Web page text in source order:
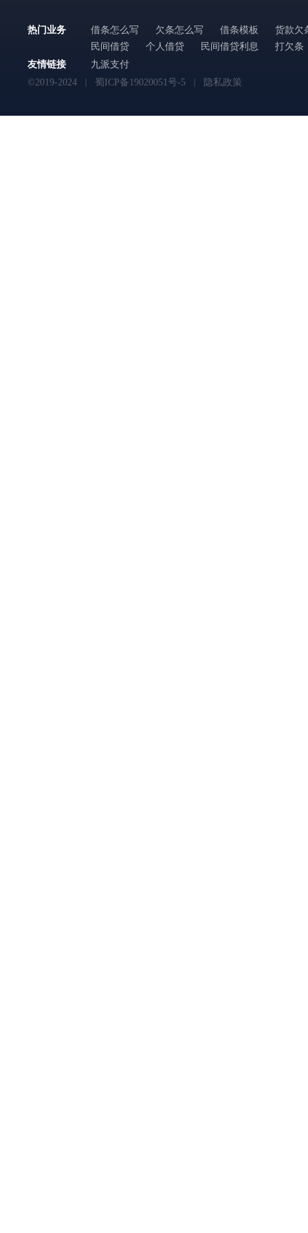
热门业务 借条怎么写 欠条怎么写 借条模板
货款欠
民间借贷
个人借贷 民间借贷利息
打欠条
友情链接
九派支付
©2019-2024
蜀ICP备19020051号-5 隐私政策